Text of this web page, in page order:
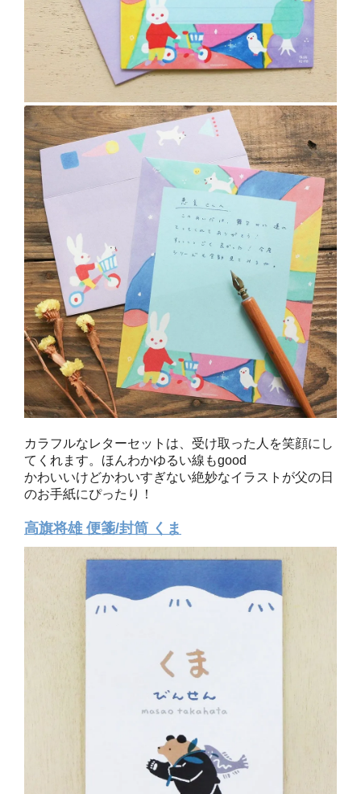
カラフルなレターセットは、受け取った人を笑顔にし
てくれます。ほんわかゆるい線もgood
かわいいけどかわいすぎない絶妙なイラストが父の日
のお手紙にぴったり！
高旗将雄 便箋/封筒 くま